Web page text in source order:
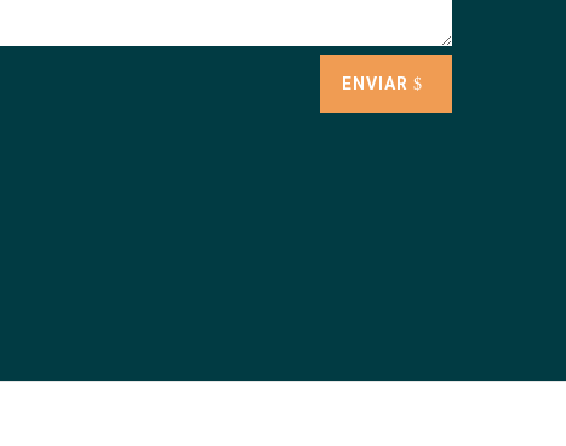
ENVIAR